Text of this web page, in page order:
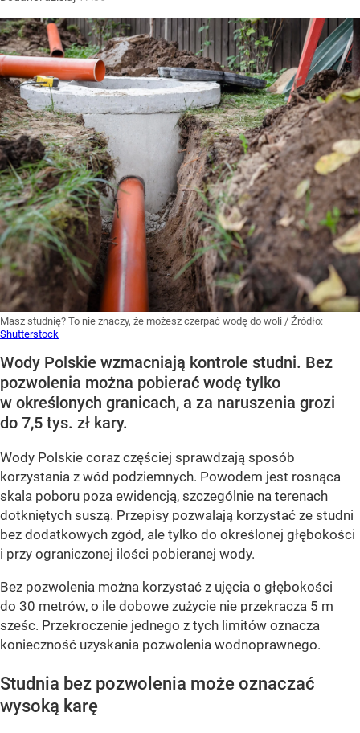
Masz studnię? To nie znaczy, że możesz czerpać wodę do woli / Źródło:
Shutterstock
Wody Polskie wzmacniają kontrole studni. Bez
pozwolenia można pobierać wodę tylko
w określonych granicach, a za naruszenia grozi
do 7,5 tys. zł kary.
Wody Polskie coraz częściej sprawdzają sposób
korzystania z wód podziemnych. Powodem jest rosnąca
skala poboru poza ewidencją, szczególnie na terenach
dotkniętych suszą. Przepisy pozwalają korzystać ze studni
bez dodatkowych zgód, ale tylko do określonej głębokości
i przy ograniczonej ilości pobieranej wody.
Bez pozwolenia można korzystać z ujęcia o głębokości
do 30 metrów, o ile dobowe zużycie nie przekracza 5 m
sześc. Przekroczenie jednego z tych limitów oznacza
konieczność uzyskania pozwolenia wodnoprawnego.
Studnia bez pozwolenia może oznaczać
wysoką karę